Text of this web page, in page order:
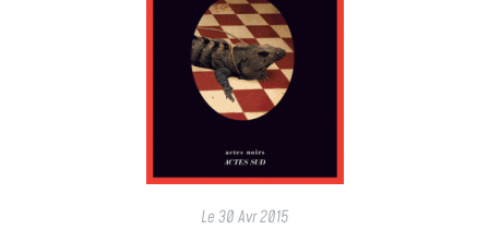
Le30 Avr 2015